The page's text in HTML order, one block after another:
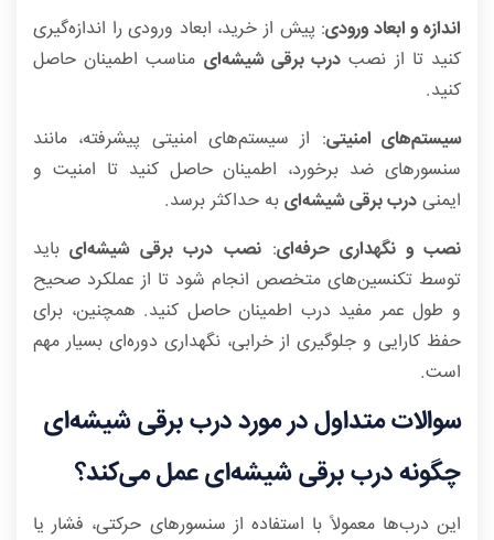
اندازه و ابعاد ورودی: پیش از خرید، ابعاد ورودی را اندازه‌گیری
کنید تا از نصب درب برقی شیشه‌ای مناسب اطمینان حاصل
کنید.
سیستم‌های امنیتی: از سیستم‌های امنیتی پیشرفته، مانند
سنسورهای ضد برخورد، اطمینان حاصل کنید تا امنیت و
ایمنی درب برقی شیشه‌ای به حداکثر برسد.
نصب و نگهداری حرفه‌ای:نصب درب برقی شیشه‌ای باید
توسط تکنسین‌های متخصص انجام شود تا از عملکرد صحیح
و طول عمر مفید درب اطمینان حاصل کنید. همچنین، برای
حفظ کارایی و جلوگیری از خرابی، نگهداری دوره‌ای بسیار مهم
است.
سوالات متداول در مورد درب برقی شیشه‌ای
چگونه درب برقی شیشه‌ای عمل می‌کند؟
این درب‌ها معمولاً با استفاده از سنسورهای حرکتی، فشار یا